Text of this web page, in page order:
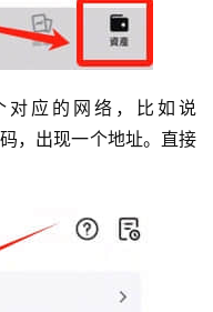
对应的网络，比如说
，出现一个地址。直接